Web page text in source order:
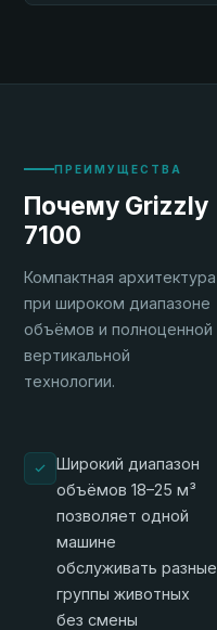
ПРЕИМУЩЕСТВА
Почему Grizzly
7100
Компактная архитектура
при широком диапазоне
объёмов и полноценной
вертикальной
технологии.
Широкий диапазон
объёмов 18–25 м³
позволяет одной
машине
обслуживать разные
группы животных
без смены